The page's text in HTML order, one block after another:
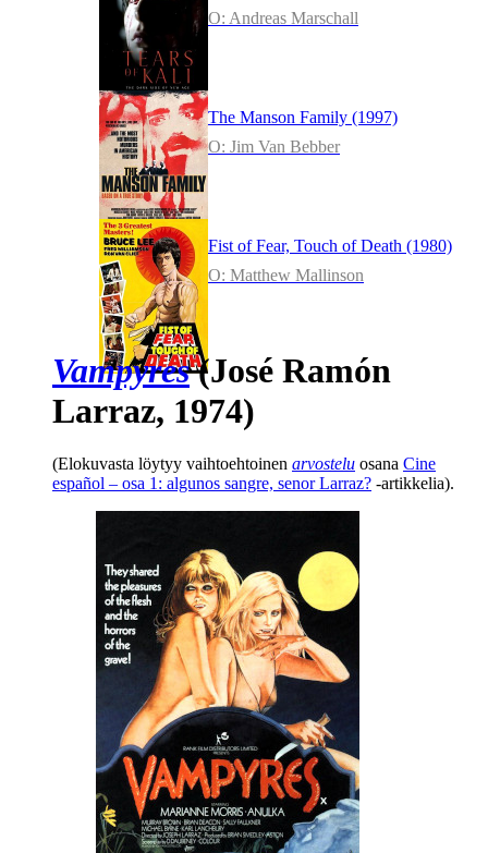
O: Andreas Marschall
The Manson Family (1997)
O: Jim Van Bebber
Fist of Fear, Touch of Death (1980)
O: Matthew Mallinson
Vampyres(José Ramón
Larraz, 1974)
(Elokuvasta löytyy vaihtoehtoinen arvostelu osana Cine
español – osa 1: algunos sangre, senor Larraz? ‑artikkelia).